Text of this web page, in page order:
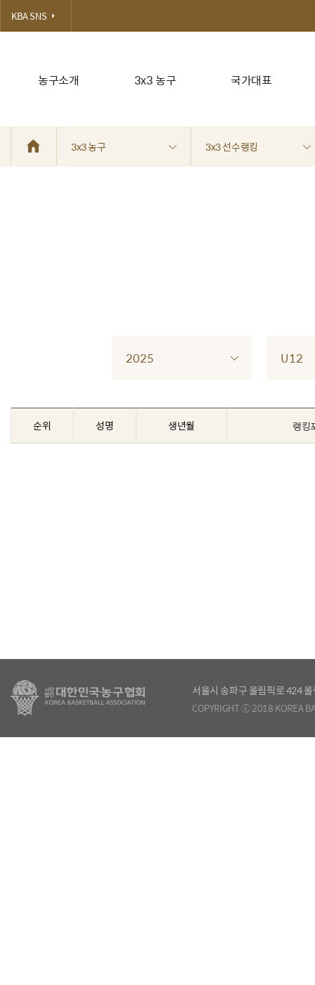
농구소개 3x3 농구 국가대표
KBA SNS
3x3 농구 3x3 선수랭킹
2025 U12
순위 성명 생년월 랭킹
서울시 송파구 올림픽로 424
COPYRIGHT ⓒ 2018 KOREA